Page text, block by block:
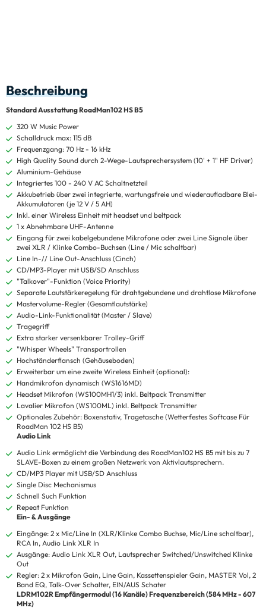
Beschreibung
Standard Ausstattung RoadMan102 HS B5
320 W Music Power
Schalldruck max: 115 dB
Frequenzgang: 70 Hz - 16 kHz
High Quality Sound durch 2-Wege-Lautsprechersystem (10' + 1" HF Driver)
Aluminium-Gehäuse
Integriertes 100 - 240 V AC Schaltnetzteil
Akkubetrieb über zwei integrierte, wartungsfreie und wiederaufladbare Blei-
Akkumulatoren (je 12 V / 5 AH)
Inkl. einer Wireless Einheit mit headset und beltpack
1 x Abnehmbare UHF-Antenne
Eingang für zwei kabelgebundene Mikrofone oder zwei Line Signale über
zwei XLR / Klinke Combo-Buchsen (Line / Mic schaltbar)
Line In-// Line Out-Anschluss (Cinch)
CD/MP3-Player mit USB/SD Anschluss
"Talkover"-Funktion (Voice Priority)
Separate Lautstärkeregelung für drahtgebundene und drahtlose Mikrofone
Mastervolume-Regler (Gesamtlautstärke)
Audio-Link-Funktionalität (Master / Slave)
Tragegriff
Extra starker versenkbarer Trolley-Griff
"Whisper Wheels" Transportrollen
Hochständerflansch (Gehäuseboden)
Erweiterbar um eine zweite Wireless Einheit (optional):
Handmikrofon dynamisch (WS1616MD)
Headset Mikrofon (WS100MH1/3) inkl. Beltpack Transmitter
Lavalier Mikrofon (WS100ML) inkl. Beltpack Transmitter
Optionales Zubehör: Boxenstativ, Tragetasche (Wetterfestes Softcase Für
RoadMan 102 HS B5)
Audio Link
Audio Link ermöglicht die Verbindung des RoadMan102 HS B5 mit bis zu 7
SLAVE-Boxen zu einem großen Netzwerk von Aktivlautsprechern.
CD/MP3 Player mit USB/SD Anschluss
Single Disc Mechanismus
Schnell Such Funktion
Repeat Funktion
Ein- & Ausgänge
Eingänge: 2 x Mic/Line In (XLR/Klinke Combo Buchse, Mic/Line schaltbar),
RCA In, Audio Link XLR In
Ausgänge: Audio Link XLR Out, Lautsprecher Switched/Unswitched Klinke
Out
Regler: 2 x Mikrofon Gain, Line Gain, Kassettenspieler Gain, MASTER Vol, 2
Band EQ, Talk-Over Schalter, EIN/AUS Schater
LDRM102R Empfängermodul (16 Kanäle) Frequenzbereich (584 MHz - 607
MHz)